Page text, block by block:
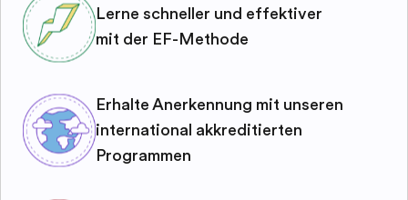
Lerne schneller und effektiver
mit der EF-Methode
Erhalte Anerkennung mit unseren
international akkreditierten
Programmen